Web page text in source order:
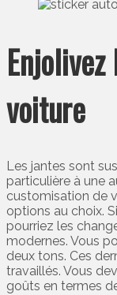
voiture
Les jantes sont
particulière à une
customisation de
options au choix.
pourriez les
modernes. Vous
deux tons. Ces
travaillés. Vous
goûts en termes